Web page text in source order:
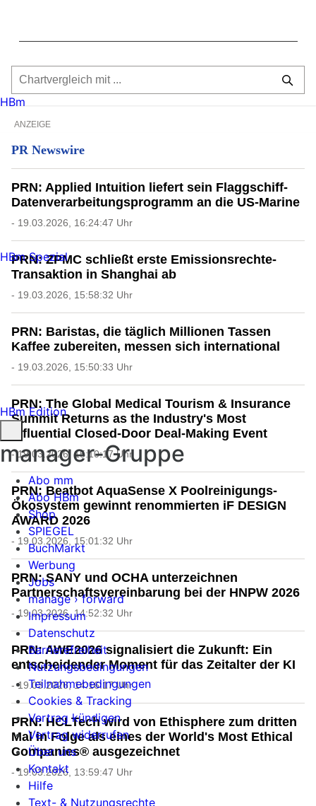
ANZEIGE
PR Newswire
PRN: Applied Intuition liefert sein Flaggschiff-
Datenverarbeitungsprogramm an die US-Marine
- 19.03.2026, 16:24:47 Uhr
PRN: ZPMC schließt erste Emissionsrechte-
Transaktion in Shanghai ab
- 19.03.2026, 15:58:32 Uhr
PRN: Baristas, die täglich Millionen Tassen
Kaffee zubereiten, messen sich international
- 19.03.2026, 15:50:33 Uhr
PRN: The Global Medical Tourism & Insurance
Summit Returns as the Industry's Most
Influential Closed-Door Deal-Making Event
- 19.03.2026, 15:10:17 Uhr
PRN: Beatbot AquaSense X Poolreinigungs-
Ökosystem gewinnt renommierten iF DESIGN
AWARD 2026
- 19.03.2026, 15:01:32 Uhr
PRN: SANY und OCHA unterzeichnen
Partnerschaftsvereinbarung bei der HNPW 2026
- 19.03.2026, 14:52:32 Uhr
PRN: AWE2026 signalisiert die Zukunft: Ein
entscheidender Moment für das Zeitalter der KI
- 19.03.2026, 14:16:17 Uhr
PRN: HCLTech wird von Ethisphere zum dritten
Mal in Folge als eines der World's Most Ethical
Companies® ausgezeichnet
- 19.03.2026, 13:59:47 Uhr
HBm
HBm Spezial
HBm Edition
manager-Gruppe
Abo mm
Abo HBm
Shop
SPIEGEL
BuchMarkt
Werbung
Jobs
manage › forward
Impressum
Datenschutz
Barrierefreiheit
Nutzungsbedingungen
Teilnahmebedingungen
Cookies & Tracking
Vertrag kündigen
Vertrag widerrufen
Über uns
Kontakt
Hilfe
Text- & Nutzungsrechte